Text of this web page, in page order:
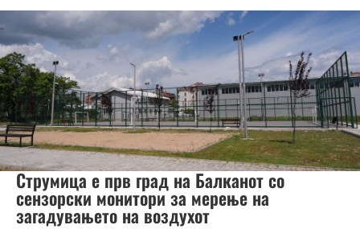
Струмица е прв град на Балканот со
сензорски монитори за мерење на
загадувањето на воздухот